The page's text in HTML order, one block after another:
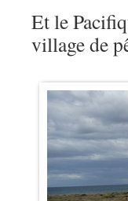
Et le
village de